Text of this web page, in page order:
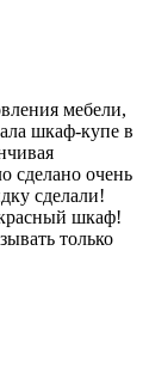
мебели,
шкаф-купе в
сделано очень
сделали!
шкаф!
только